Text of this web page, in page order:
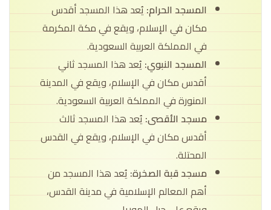
المسجد الحرام: يُعد هذا المسجد أقدس
مكان في الإسلام، ويقع في مكة المكرمة
في المملكة العربية السعودية.
المسجد النبوي: يُعد هذا المسجد ثاني
أقدس مكان في الإسلام، ويقع في المدينة
المنورة في المملكة العربية السعودية.
مسجد الأقصى: يُعد هذا المسجد ثالث
أقدس مكان في الإسلام، ويقع في القدس
المحتلة.
مسجد قبة الصخرة: يُعد هذا المسجد من
أهم المعالم الإسلامية في مدينة القدس،